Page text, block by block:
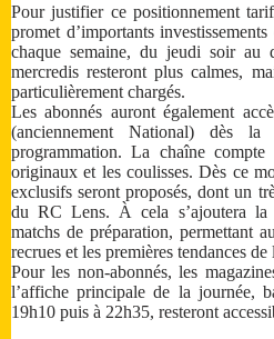
Pour justifier ce positionnement
promet d’importants
chaque semaine, du jeudi soir au
mercredis resteront plus calmes,
particulièrement chargés.
Les abonnés auront également
(anciennement National) dès
programmation. La chaîne
originaux et les coulisses. Dès ce
exclusifs seront proposés, dont un
du RC Lens. À cela s’ajoutera la
matchs de préparation, permettant
recrues et les premières tendances de
Pour les non-abonnés, les
l’affiche principale de la journée,
19h10 puis à 22h35, resteront